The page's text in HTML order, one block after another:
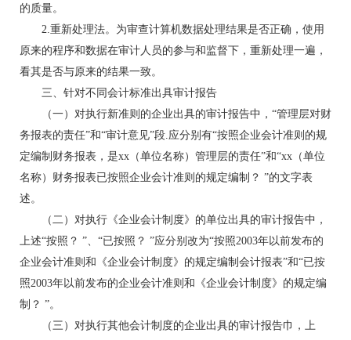
的质量。
2.重新处理法。为审查计算机数据处理结果是否正确，使用
原来的程序和数据在审计人员的参与和监督下，重新处理一遍，
看其是否与原来的结果一致。
三、针对不同会计标准出具审计报告
（一）对执行新准则的企业出具的审计报告中，“管理层对财
务报表的责任”和“审计意见”段.应分别有“按照企业会计准则的规
定编制财务报表，是xx（单位名称）管理层的责任”和“xx（单位
名称）财务报表已按照企业会计准则的规定编制？ ”的文字表
述。
（二）对执行《企业会计制度》的单位出具的审计报告中，
上述“按照？ ”、“已按照？ ”应分别改为“按照2003年以前发布的
企业会计准则和《企业会计制度》的规定编制会计报表”和“已按
照2003年以前发布的企业会计准则和《企业会计制度》的规定编
制？ ”。
（三）对执行其他会计制度的企业出具的审计报告巾，上